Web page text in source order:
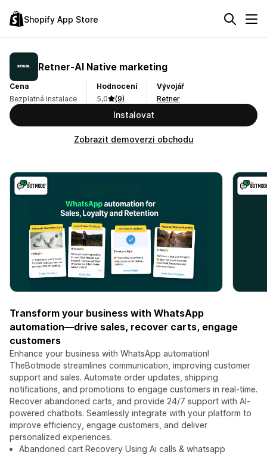
Shopify App Store
Retner‑AI Native marketing
Cena
Bezplatná instalace
Hodnocení
5,0
(9)
Vývojář
Retner
Instalovat
Zobrazit demoverzi obchodu
Transform your business with WhatsApp
automation—drive sales, recover carts, engage
customers
Enhance your business with WhatsApp automation!
TheBotmode streamlines communication, improving customer
support and sales. Automate order updates, shipping
notifications, and promotions to engage customers in real-time.
Recover abandoned carts, and provide 24/7 support with AI-
powered chatbots. Seamlessly integrate with your platform to
improve efficiency, engage customers, and deliver
personalized experiences.
Abandoned cart Recovery Using Ai calls & whatsapp